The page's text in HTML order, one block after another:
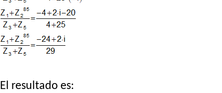
El resultado es: